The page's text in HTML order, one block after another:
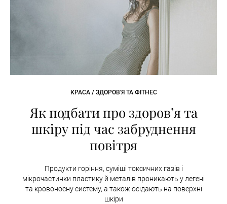
КРАСА / ЗДОРОВ'Я ТА ФІТНЕС
Як подбати про здоров’я та
шкіру під час забруднення
повітря
Продукти горіння, суміші токсичних газів і
мікрочастинки пластику й металів проникають у легені
та кровоносну систему, а також осідають на поверхні
шкіри